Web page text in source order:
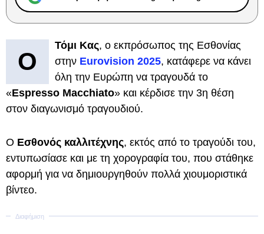
Ο
Τόμι Κας, ο εκπρόσωπος της Εσθονίας
στην Eurovision 2025, κατάφερε να κάνει
όλη την Ευρώπη να τραγουδά το
«Espresso Macchiato» και κέρδισε την 3η θέση
στον διαγωνισμό τραγουδιού.
Ο Εσθονός καλλιτέχνης, εκτός από το τραγούδι του,
εντυπωσίασε και με τη χορογραφία του, που στάθηκε
αφορμή για να δημιουργηθούν πολλά χιουμοριστικά
βίντεο.